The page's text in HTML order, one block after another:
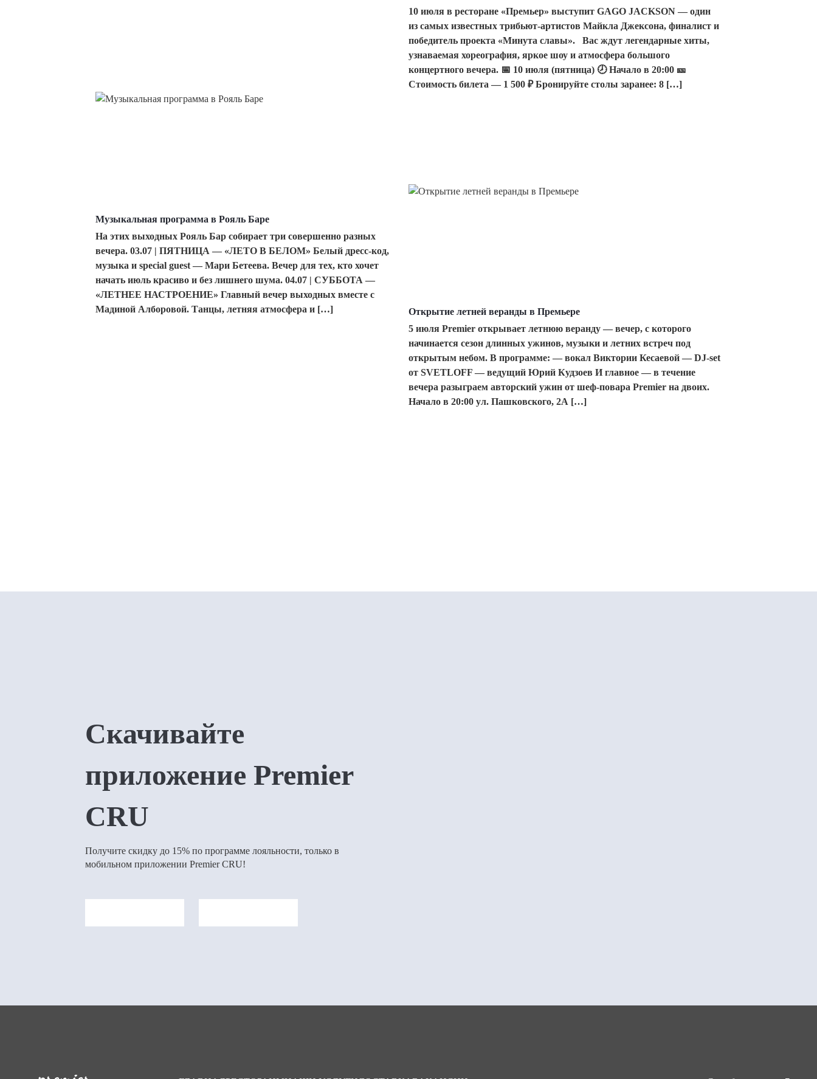
10 июля в ресторане «Премьер» выступит GAGO JACKSON — один
из самых известных трибьют-артистов Майкла Джексона, финалист и
победитель проекта «Минута славы». Вас ждут легендарные хиты,
узнаваемая хореография, яркое шоу и атмосфера большого
концертного вечера. 📅 10 июля (пятница) 🕗 Начало в 20:00 🎫
Стоимость билета — 1 500 ₽ Бронируйте столы заранее: 8 […]
Музыкальная программа в Рояль Баре
На этих выходных Рояль Бар собирает три совершенно разных
вечера. 03.07 | ПЯТНИЦА — «ЛЕТО В БЕЛОМ» Белый дресс-код,
музыка и special guest — Мари Бетеева. Вечер для тех, кто хочет
начать июль красиво и без лишнего шума. 04.07 | СУББОТА —
«ЛЕТНЕЕ НАСТРОЕНИЕ» Главный вечер выходных вместе с
Мадиной Алборовой. Танцы, летняя атмосфера и […]
Открытие летней веранды в Премьере
5 июля Premier открывает летнюю веранду — вечер, с которого
начинается сезон длинных ужинов, музыки и летних встреч под
открытым небом. В программе: — вокал Виктории Кесаевой — DJ-set
от SVETLOFF — ведущий Юрий Кудзоев И главное — в течение
вечера разыграем авторский ужин от шеф-повара Premier на двоих.
Начало в 20:00 ул. Пашковского, 2А […]
Скачивайте
приложение Premier
CRU
Получите скидку до 15% по программе лояльности, только в
мобильном приложении Premier CRU!